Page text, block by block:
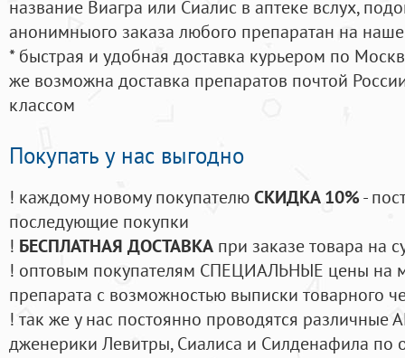
название Виагра или Сиалис в аптеке вслух,
анонимныого заказа любого препаратан на
* быстрая и удобная доставка курьером по
же возможна доставка препаратов почтой
классом
Покупать у нас выгодно
! каждому новому покупателюСКИДКА 10%-
последующие покупки
! БЕСПЛАТНАЯ ДОСТАВКА при заказе товара на
! оптовым покупателям СПЕЦИАЛЬНЫЕ цены на
препарата с возможностью выписки товарного
! так же у нас постоянно проводятся
дженерики Левитры, Сиалиса и Силденафила по